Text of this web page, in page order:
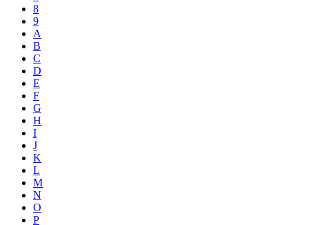
8
9
A
B
C
D
E
F
G
H
I
J
K
L
M
N
O
P